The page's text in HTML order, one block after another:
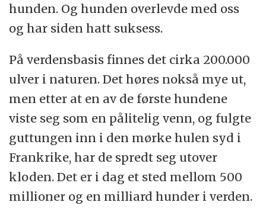
hunden. Og hunden overlevde med oss
og har siden hatt suksess.
På verdensbasis finnes det cirka 200.000
ulver i naturen. Det høres nokså mye ut,
men etter at en av de første hundene
viste seg som en pålitelig venn, og fulgte
guttungen inn i den mørke hulen syd i
Frankrike, har de spredt seg utover
kloden. Det er i dag et sted mellom 500
millioner og en milliard hunder i verden.